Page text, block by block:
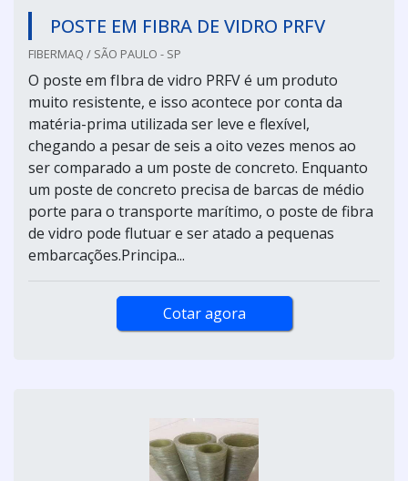
POSTE EM FIBRA DE VIDRO PRFV
FIBERMAQ / SÃO PAULO - SP
O poste em fIbra de vidro PRFV é um produto
muito resistente, e isso acontece por conta da
matéria-prima utilizada ser leve e flexível,
chegando a pesar de seis a oito vezes menos ao
ser comparado a um poste de concreto. Enquanto
um poste de concreto precisa de barcas de médio
porte para o transporte marítimo, o poste de fibra
de vidro pode flutuar e ser atado a pequenas
embarcações.Principa...
Cotar agora